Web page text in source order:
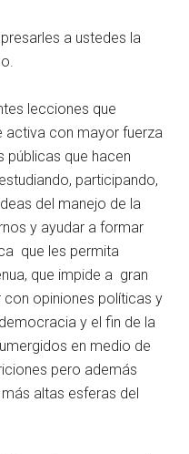
a ustedes la
lecciones que
con mayor fuerza
públicas que hacen
participando,
del manejo de la
y ayudar a formar
que les permita
que impide a gran
opiniones políticas y
y el fin de la
en medio de
pero además
altas esferas del